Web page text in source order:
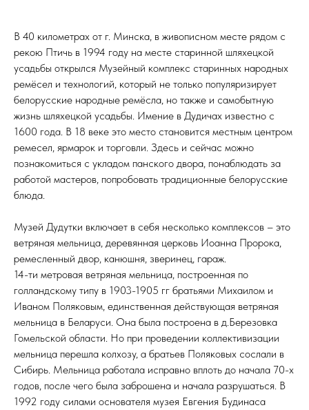
В 40 километрах от г. Минска, в живописном месте рядом с
рекою Птичь в 1994 году на месте старинной шляхецкой
усадьбы открылся Музейный комплекс старинных народных
ремёсел и технологий, который не только популяризирует
белорусские народные ремёсла, но также и самобытную
жизнь шляхецкой усадьбы. Имение в Дудичах известно с
1600 года. В 18 веке это место становится местным центром
ремесел, ярмарок и торговли. Здесь и сейчас можно
познакомиться с укладом панского двора, понаблюдать за
работой мастеров, попробовать традиционные белорусские
блюда.
Музей Дудутки включает в себя несколько комплексов – это
ветряная мельница, деревянная церковь Иоанна Пророка,
ремесленный двор, канюшня, зверинец, гараж.
14-ти метровая ветряная мельница, построенная по
голландскому типу в 1903-1905 гг братьями Михаилом и
Иваном Поляковым, единственная действующая ветряная
мельница в Беларуси. Она была построена в д.Березовка
Гомельской области. Но при проведении коллективизации
мельница перешла колхозу, а братьев Поляковых сослали в
Сибирь. Мельница работала исправно вплоть до начала 70-х
годов, после чего была заброшена и начала разрушаться. В
1992 году силами основателя музея Евгения Будинаса